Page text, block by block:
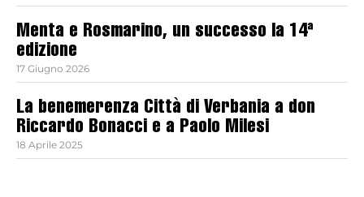
Menta e Rosmarino, un successo la 14ª
edizione
17 Giugno 2026
La benemerenza Città di Verbania a don
Riccardo Bonacci e a Paolo Milesi
18 Aprile 2025